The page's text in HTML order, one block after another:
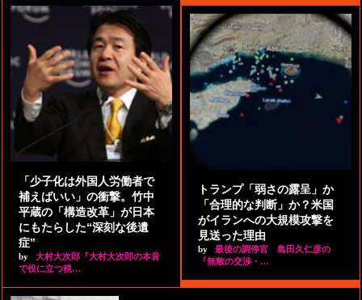
「少子化は外国人労働者で
補えばいい」の衝撃。竹中
平蔵の「構造改革」が日本
にもたらした“深刻な後遺
症”
by
大村大次郎『大村大次郎の本音
で役に立つ税…
トランプ「弱さの露呈」か
「合理的な判断」か？米国
がイランへの大規模攻撃を
見送った理由
by
最後の調停官 島田久仁彦の
『無敵の交渉・…